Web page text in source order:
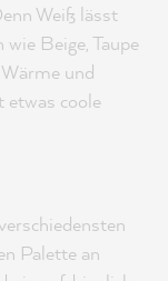
Weiß lässt
Beige, Taupe
und
etwas coole
Palette an